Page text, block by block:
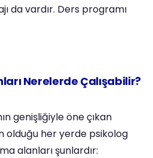
da vardır. Ders programı
Nerelerde Çalışabilir?
genişliğiyle öne çıkan
olduğu her yerde psikolog
alanları şunlardır: